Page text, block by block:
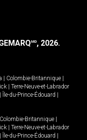
MD, 2026.
Colombie-Britannique
Terre-Neuve-et-Labrador
Île-du-Prince-Édouard
Colombie-Britannique
Terre-Neuve-et-Labrador
Île-du-Prince-Édouard